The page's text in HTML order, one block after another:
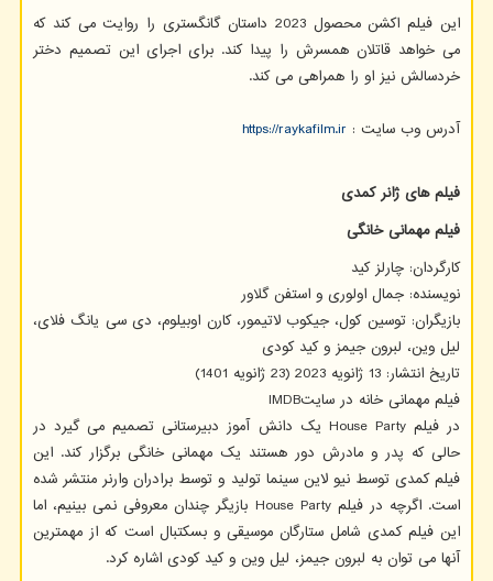
این فیلم اکشن محصول 2023 داستان گانگستری را روایت می کند که
می خواهد قاتلان همسرش را پیدا کند. برای اجرای این تصمیم دختر
خردسالش نیز او را همراهی می کند.
آدرس وب سایت : https://raykafilm.ir
فیلم های ژانر کمدی
فیلم مهمانی خانگی
کارگردان: چارلز کید
نویسنده: جمال اولوری و استفن گلاور
بازیگران: توسین کول، جیکوب لاتیمور، کارن اوبیلوم، دی سی یانگ فلای،
لیل وین، لبرون جیمز و کید کودی
تاریخ انتشار: 13 ژانویه 2023 (23 ژانویه 1401)
فیلم مهمانی خانه در سایتIMDB
در فیلم House Party یک دانش آموز دبیرستانی تصمیم می گیرد در
حالی که پدر و مادرش دور هستند یک مهمانی خانگی برگزار کند. این
فیلم کمدی توسط نیو لاین سینما تولید و توسط برادران وارنر منتشر شده
است. اگرچه در فیلم House Party بازیگر چندان معروفی نمی بینیم، اما
این فیلم کمدی شامل ستارگان موسیقی و بسکتبال است که از مهمترین
آنها می توان به لبرون جیمز، لیل وین و کید کودی اشاره کرد.